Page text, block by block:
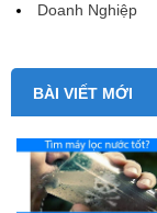
Doanh Nghiệp
BÀI VIẾT MỚI